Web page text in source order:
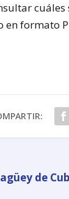
en formato
de